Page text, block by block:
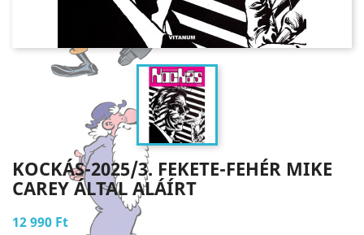
KOCKÁS-2025/3. FEKETE-FEHÉR MIKE
CAREY ÁLTAL ALÁÍRT
12 990 Ft